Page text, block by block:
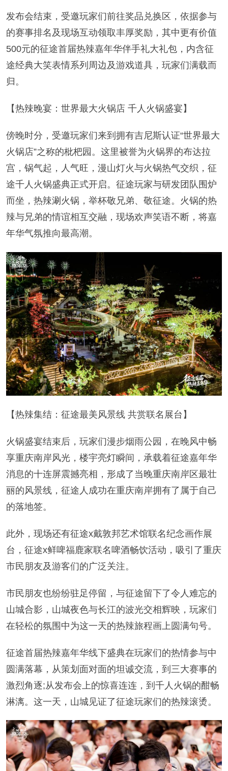
发布会结束，受邀玩家们前往奖品兑换区，依据参与
的赛事排名及现场互动领取丰厚奖励，其中更有价值
500元的征途首届热辣嘉年华伴手礼大礼包，内含征
途经典大笑表情系列周边及游戏道具，玩家们满载而
归。
【热辣晚宴：世界最大火锅店 千人火锅盛宴】
傍晚时分，受邀玩家们来到拥有吉尼斯认证“世界最大
火锅店”之称的枇杷园。这里被誉为火锅界的布达拉
宫，锅气起，人气旺，漫山灯火与火锅热气交织，征
途千人火锅盛典正式开启。征途玩家与研发团队围炉
而坐，热辣涮火锅，举杯敬兄弟、敬征途。火锅的热
辣与兄弟的情谊相互交融，现场欢声笑语不断，将嘉
年华气氛推向最高潮。
【热辣集结：征途最美风景线 共赏联名展台】
火锅盛宴结束后，玩家们漫步烟雨公园，在晚风中畅
享重庆南岸风光，楼宇亮灯瞬间，承载着征途嘉年华
消息的十连屏震撼亮相，形成了当晚重庆南岸区最壮
丽的风景线，征途人成功在重庆南岸拥有了属于自己
的落地签。
此外，现场还有征途x戴敦邦艺术馆联名纪念画作展
台，征途x鲜啤福鹿家联名啤酒畅饮活动，吸引了重庆
市民朋友及游客们的广泛关注。
市民朋友也纷纷驻足停留，与征途留下了令人难忘的
山城合影，山城夜色与长江的波光交相辉映，玩家们
在轻松的氛围中为这一天的热辣旅程画上圆满句号。
征途首届热辣嘉年华线下盛典在玩家们的热情参与中
圆满落幕，从策划面对面的坦诚交流，到三大赛事的
激烈角逐;从发布会上的惊喜连连，到千人火锅的酣畅
淋漓。这一天，山城见证了征途玩家们的热辣滚烫。